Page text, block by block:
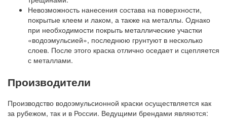
Невозможность нанесения состава на поверхности,
покрытые клеем и лаком, а также на металлы. Однако
при необходимости покрыть металлические участки
«водоэмульсией», последнюю грунтуют в несколько
слоев. После этого краска отлично оседает и сцепляется
с металлами.
Производители
Производство водоэмульсионной краски осуществляется как
за рубежом, так и в России. Ведущими брендами являются: